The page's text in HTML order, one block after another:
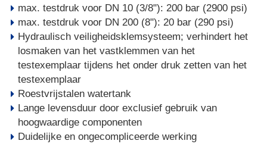
max. testdruk voor DN 10 (3/8"): 200 bar (2900 psi)
max. testdruk voor DN 200 (8"): 20 bar (290 psi)
Hydraulisch veiligheidsklemsysteem; verhindert het
losmaken van het vastklemmen van het
testexemplaar tijdens het onder druk zetten van het
testexemplaar
Roestvrijstalen watertank
Lange levensduur door exclusief gebruik van
hoogwaardige componenten
Duidelijke en ongecompliceerde werking